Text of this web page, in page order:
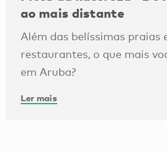
ao mais distante
Além das belíssimas praias
restaurantes, o que mais
em Aruba?
Ler mais